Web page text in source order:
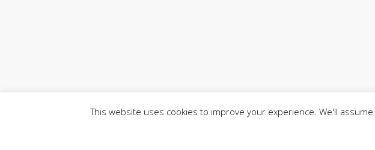
This website uses cookies to improve your experience. We'll